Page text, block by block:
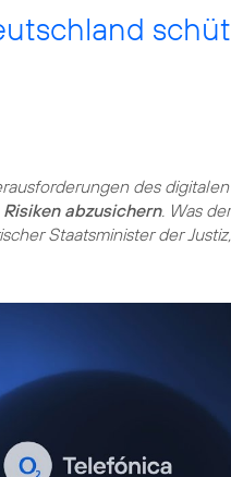
des
abzusichern. Was
Staatsminister der